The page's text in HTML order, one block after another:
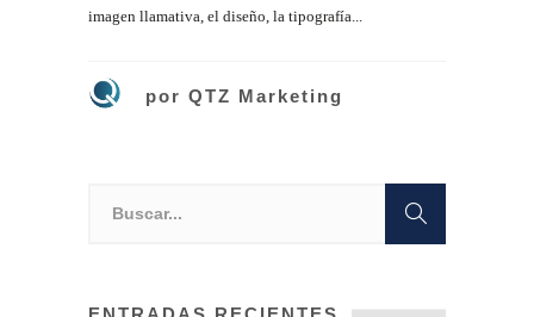
imagen llamativa, el diseño, la tipografía...
por QTZ Marketing